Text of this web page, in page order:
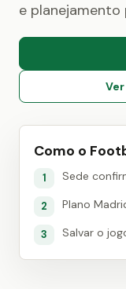
e planejamento
Como o
1 Sede
2 Plano
3 Salvar o